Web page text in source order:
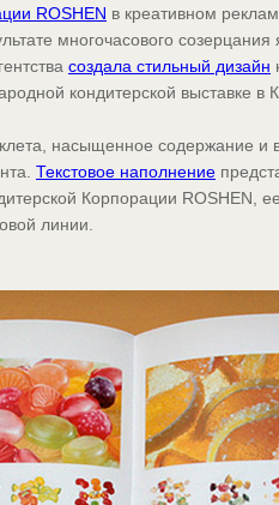
ROSHEN в креативном
многочасового созерцания
создала стильный дизайн
кондитерской выставке в
насыщенное содержание
Текстовое наполнение
Корпорации ROSHEN,
линии.